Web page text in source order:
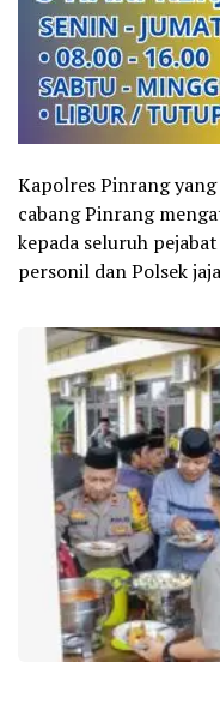
Kapolres Pinrang
cabang Pinrang
kepada seluruh
personil dan Polsek